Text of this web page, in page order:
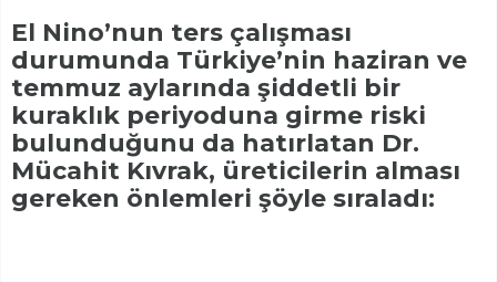
El Nino’nun ters çalışması
durumunda Türkiye’nin haziran ve
temmuz aylarında şiddetli bir
kuraklık periyoduna girme riski
bulunduğunu da hatırlatan Dr.
Mücahit Kıvrak, üreticilerin alması
gereken önlemleri şöyle sıraladı: